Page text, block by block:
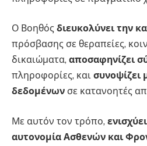
Ο Βοηθός διευκολύνει την
πρόσβασης σε θεραπείες,
δικαιώματα, αποσαφηνίζει
πληροφορίες, και συνοψίζει
δεδομένων σε κατανοητές
Με αυτόν τον τρόπο,
αυτονομία Ασθενών και